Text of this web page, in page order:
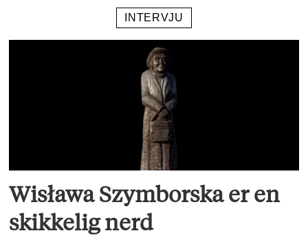
andre leseropplevelser, som utkommer på Cappelen
INTERVJU
Wisława Szymborska er en
skikkelig nerd